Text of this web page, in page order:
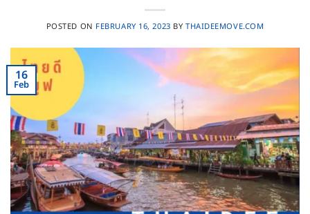
POSTED ON FEBRUARY 16, 2023 BY THAIDEEMOVE.COM
16
Feb